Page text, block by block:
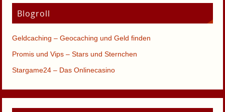
Blogroll
Geldcaching – Geocaching und Geld finden
Promis und Vips – Stars und Sternchen
Stargame24 – Das Onlinecasino